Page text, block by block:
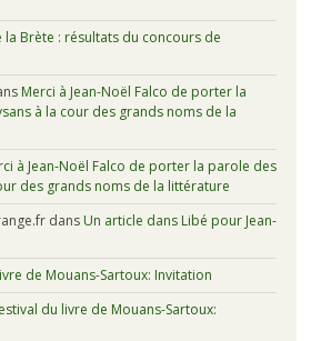
la Brète : résultats du concours de
Merci à Jean-Noël Falco de porter la
à la cour des grands noms de la
à Jean-Noël Falco de porter la parole des
des grands noms de la littérature
dans Un article dans Libé pour Jean-
de Mouans-Sartoux: Invitation
du livre de Mouans-Sartoux: